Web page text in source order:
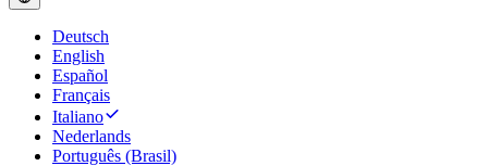
Deutsch
English
Español
Français
Italiano
Nederlands
Português (Brasil)